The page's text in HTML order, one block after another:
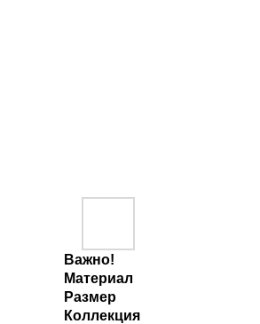
Важно!
Материал
Размер
Коллекция